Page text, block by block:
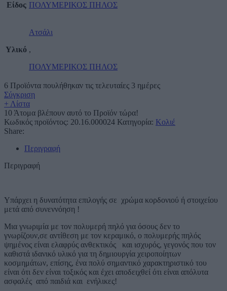
Είδος ΠΟΛΥΜΕΡΙΚΟΣ ΠΗΛΟΣ
Υλικό
Ατσάλι
,
ΠΟΛΥΜΕΡΙΚΟΣ ΠΗΛΟΣ
6 Προϊόντα πουλήθηκαν τις τελευταίες 3 ημέρες
Σύγκριση
+ Λίστα
10 Άτομα βλέπουν αυτό το Προϊόν τώρα!
Κωδικός προϊόντος: 20.16.000024 Κατηγορία: Κολιέ
Share:
Περιγραφή
Περιγραφή
Υπάρχει η δυνατότητα επιλογής σε χρώμα κορδονιού ή στοιχείου
μετά από συνεννόηση !
Μια γνωριμία με τον πολυμερή πηλό για όσους δεν το
γνωρίζουν,σε αντίθεση με τον κεραμικό, ο πολυμερής πηλός
ψημένος είναι ελαφρύς ανθεκτικός και ισχυρός, γεγονός που τον
καθιστά ιδανικό υλικό για τη δημιουργία χειροποίητων
κοσμημάτων, επίσης, ένα πολύ σημαντικό χαρακτηριστικό του
είναι ότι δεν είναι τοξικός και έχει αποδειχθεί ότι είναι απόλυτα
ασφαλές από παιδιά και ενήλικες!